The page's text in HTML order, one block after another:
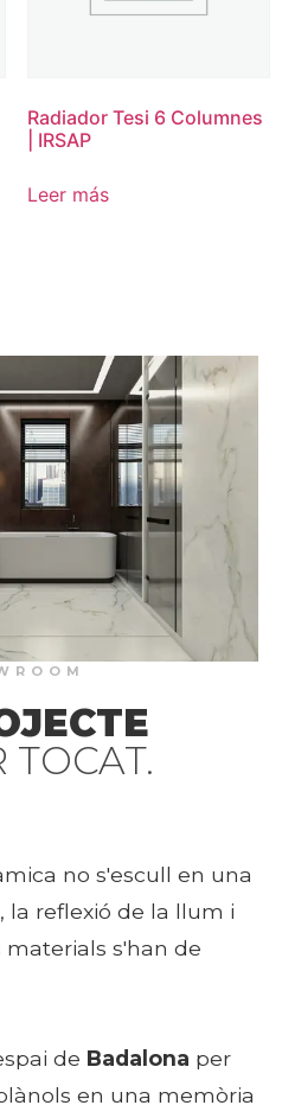
Radiador Tesi 6 Columnes
| IRSAP
Leer más
TOCAT.
no s'escull en una
la reflexió de la llum i
s'han de
de Badalona per
en una memòria